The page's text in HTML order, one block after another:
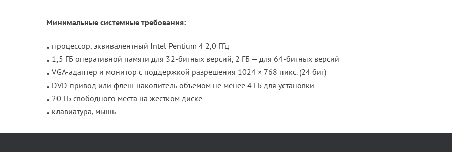
Минимальные системные требования:
процессор, эквивалентный Intel Pentium 4 2,0 ГГц
1,5 ГБ оперативной памяти для 32-битных версий, 2 ГБ — для 64-битных версий
VGA-адаптер и монитор с поддержкой разрешения 1024 × 768 пикс. (24 бит)
DVD-привод или флеш-накопитель объёмом не менее 4 ГБ для установки
20 ГБ свободного места на жёстком диске
клавиатура, мышь